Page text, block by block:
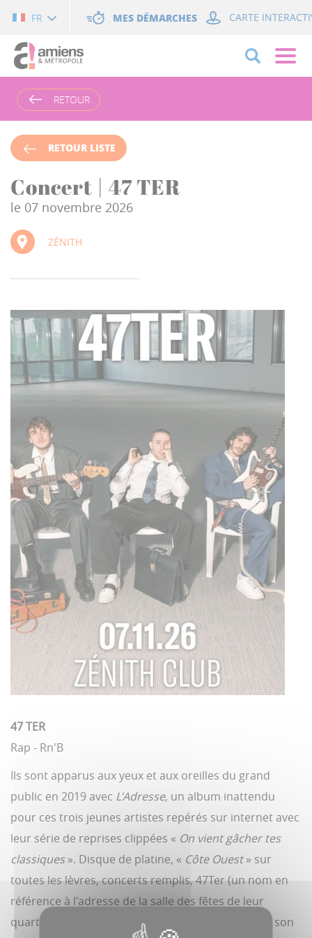
FR MES DÉMARCHES CARTE
RETOUR
RETOUR LISTE
Concert | 47 TER
le 07 novembre 2026
ZÉNITH
47 TER
Rap - Rn'B
Ils sont apparus aux yeux et aux oreilles du grand
public en 2019 avec L'Adresse, un album inattendu
pour ces trois jeunes artistes repérés sur internet avec
leur série de reprises clippées « On vient gâcher tes
classiques». Disque de platine, « Côte Ouest» sur
toutes les lèvres, concerts remplis, 47Ter (un nom en
référence à l'adresse de la salle des fêtes de leur
quartier, rappelons-le) a su dès le départ imposer son